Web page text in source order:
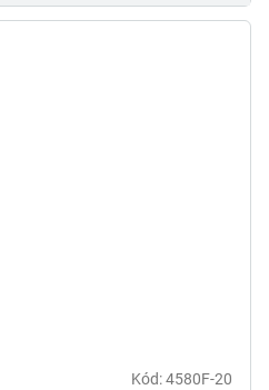
Kód:4580F-20